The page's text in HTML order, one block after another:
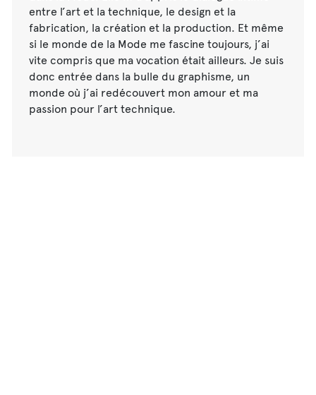
entre l’art et la technique, le design et la
fabrication, la création et la production. Et même
si le monde de la Mode me fascine toujours, j’ai
vite compris que ma vocation était ailleurs. Je suis
donc entrée dans la bulle du graphisme, un
monde où j’ai redécouvert mon amour et ma
passion pour l’art technique.